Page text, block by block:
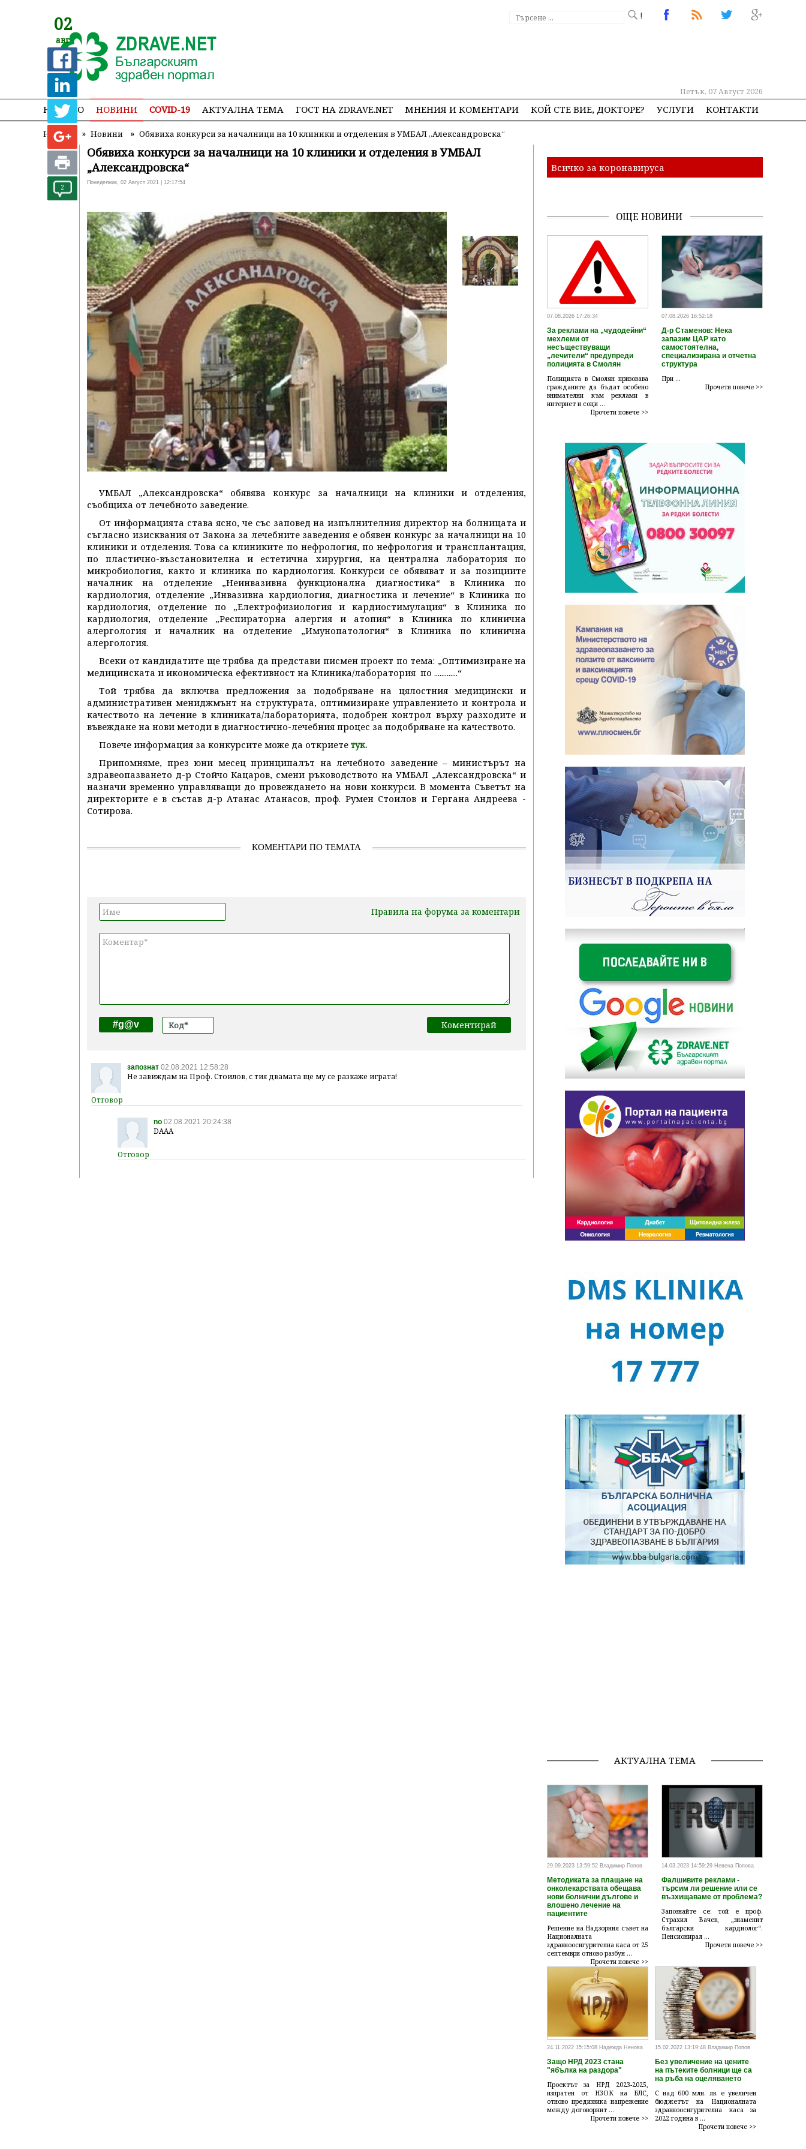
!
Петък, 07 Август 2026
НАЧАЛО НОВИНИ COVID-19 АКТУАЛНА ТЕМА ГОСТ НА ZDRAVE.NET МНЕНИЯ И КОМЕНТАРИ КОЙ СТЕ ВИЕ, ДОКТОРЕ? УСЛУГИ КОНТАКТИ
Начало » Новини » Обявиха конкурси за началници на 10 клиники и отделения в УМБАЛ „Александровска“
02
авг
2
Обявиха конкурси за началници на 10 клиники и отделения в УМБАЛ
„Александровска“
Понеделник, 02 Август 2021 | 12:17:54
УМБАЛ „Александровска“ обявява конкурс за началници на клиники и отделения,
съобщиха от лечебното заведение.
От информацията става ясно, че със заповед на изпълнителния директор на болницата и
съгласно изисквания от Закона за лечебните заведения е обявен конкурс за началници на 10
клиники и отделения. Това са клиниките по нефрология, по нефрология и трансплантация,
по пластично-възстановителна и естетична хирургия, на централна лаборатория по
микробиология, както и клиника по кардиология. Конкурси се обявяват и за позициите
началник на отделение „Неинвазивна функционална диагностика“ в Клиника по
кардиология, отделение „Инвазивна кардиология, диагностика и лечение“ в Клиника по
кардиология, отделение по „Електрофизиология и кардиостимулация“ в Клиника по
кардиология, отделение „Респираторна алергия и атопия“ в Клиника по клинична
алергология и началник на отделение „Имунопатология“ в Клиника по клинична
алергология.
Всеки от кандидатите ще трябва да представи писмен проект по тема: „Оптимизиране на
медицинската и икономическа ефективност на Клиника/лаборатория по .............“
Той трябва да включва предложения за подобряване на цялостния медицински и
административен мениджмънт на структурата, оптимизиране управлението и контрола и
качеството на лечение в клиниката/лабораторията, подобрен контрол върху разходите и
въвеждане на нови методи в диагностично-лечебния процес за подобряване на качеството.
Повече информация за конкурсите може да откриете тук.
Припомняме, през юни месец принципалът на лечебното заведение – министърът на
здравеопазването д-р Стойчо Кацаров, смени ръководството на УМБАЛ „Александровска“ и
назначи временно управляващи до провеждането на нови конкурси. В момента Съветът на
директорите е в състав д-р Атанас Атанасов, проф. Румен Стоилов и Гергана Андреева -
Сотирова.
КОМЕНТАРИ ПО ТЕМАТА
Правила на форума за коментари
#g@v
запознат 02.08.2021 12:58:28
Не завиждам на Проф. Стоилов, с тия двамата ще му се разкаже играта!
no 02.08.2021 20:24:38
DAAA
Всичко за коронавируса
ОЩЕ НОВИНИ
07.08.2026 17:26:34
За реклами на „чудодейни“
мехлеми от
несъществуващи
„лечители“ предупреди
полицията в Смолян
Полицията в Смолян призовава
гражданите да бъдат особено
внимателни към реклами в
интернет и соци ...
Прочети повече >>
07.08.2026 16:52:18
Д-р Стаменов: Нека
запазим ЦАР като
самостоятелна,
специализирана и отчетна
структура
При ...
Прочети повече >>
АКТУАЛНА ТЕМА
29.09.2023 13:59:52 Владимир Попов
Методиката за плащане на
онколекарствата обещава
нови болнични дългове и
влошено лечение на
пациентите
Решение на Надзорния съвет на
Националната
здравноосигурителна каса от 25
септември отново разбун ...
Прочети повече >>
14.03.2023 14:59:29 Невена Попова
Фалшивите реклами -
търсим ли решение или се
възхищаваме от проблема?
Запознайте се: той е проф.
Страхил Вачев, „знаменит
български кардиолог“.
Пенсионирал ...
Прочети повече >>
24.11.2022 15:15:08 Надежда Ненова
Защо НРД 2023 стана
"ябълка на раздора"
Проектът за НРД 2023-2025,
изпратен от НЗОК на БЛС,
отново предизвика напрежение
между договорнит ...
Прочети повече >>
15.02.2022 13:19:48 Владимир Попов
Без увеличение на цените
на пътеките болници ще са
на ръба на оцеляването
С над 600 млн. лв. е увеличен
бюджетът на Националната
здравноосигурителна каса за
2022 година в ...
Прочети повече >>